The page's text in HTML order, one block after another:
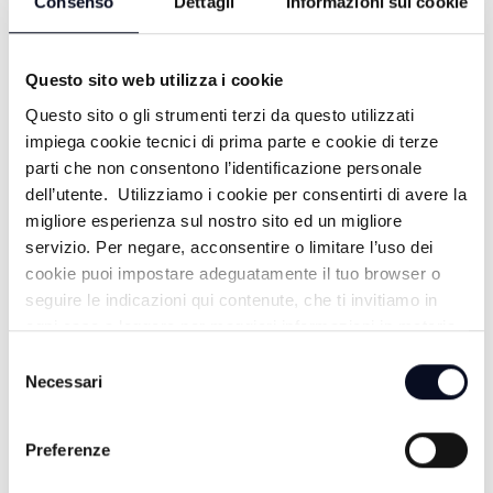
Questo sito web utilizza i cookie
Questo sito o gli strumenti terzi da questo utilizzati
impiega cookie tecnici di prima parte e cookie di terze
parti che non consentono l’identificazione personale
dell’utente. Utilizziamo i cookie per consentirti di avere la
migliore esperienza sul nostro sito ed un migliore
servizio. Per negare, acconsentire o limitare l’uso dei
cookie puoi impostare adeguatamente il tuo browser o
seguire le indicazioni qui contenute, che ti invitiamo in
ogni caso a leggere per maggiori informazioni in materia
delNecessari
Preferenze
29/06/2026
1 MESE FA
FACCIA A FACCIA VACANZE IN
FAMIGLIA - 22/06/2026
1 MESE FA
FACCIA A FACCIA PATRONATO ITAL